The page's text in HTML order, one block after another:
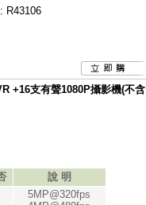
R43106
+16支有聲1080P攝影機(不含
說 明
5MP@320fps